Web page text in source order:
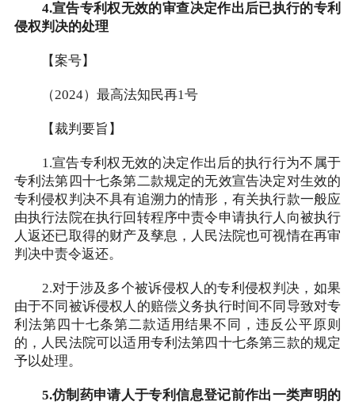
4.宣告专利权无效的审查决定作出后已执行的专利
侵权判决的处理
【案号】
（2024）最高法知民再1号
【裁判要旨】
1.宣告专利权无效的决定作出后的执行行为不属于
专利法第四十七条第二款规定的无效宣告决定对生效的
专利侵权判决不具有追溯力的情形，有关执行款一般应
由执行法院在执行回转程序中责令申请执行人向被执行
人返还已取得的财产及孳息，人民法院也可视情在再审
判决中责令返还。
2.对于涉及多个被诉侵权人的专利侵权判决，如果
由于不同被诉侵权人的赔偿义务执行时间不同导致对专
利法第四十七条第二款适用结果不同，违反公平原则
的，人民法院可以适用专利法第四十七条第三款的规定
予以处理。
5.仿制药申请人于专利信息登记前作出一类声明的